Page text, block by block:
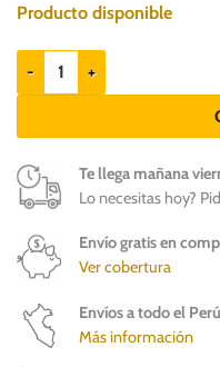
Producto disponible
Dragpharma Silimadrag -
Te llega mañana
Lo necesitas hoy?
Envío gratis en
Ver cobertura
Envíos a todo el
Más información